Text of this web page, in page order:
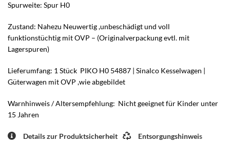
Spurweite: Spur H0
Zustand: Nahezu Neuwertig ,unbeschädigt und voll
funktionstüchtig mit OVP – (Originalverpackung evtl. mit
Lagerspuren)
Lieferumfang: 1 Stück PIKO H0 54887 | Sinalco Kesselwagen |
Güterwagen mit OVP ,wie abgebildet
Warnhinweis / Altersempfehlung: Nicht geeignet für Kinder unter
15 Jahren
Details zur Produktsicherheit Entsorgungshinweis